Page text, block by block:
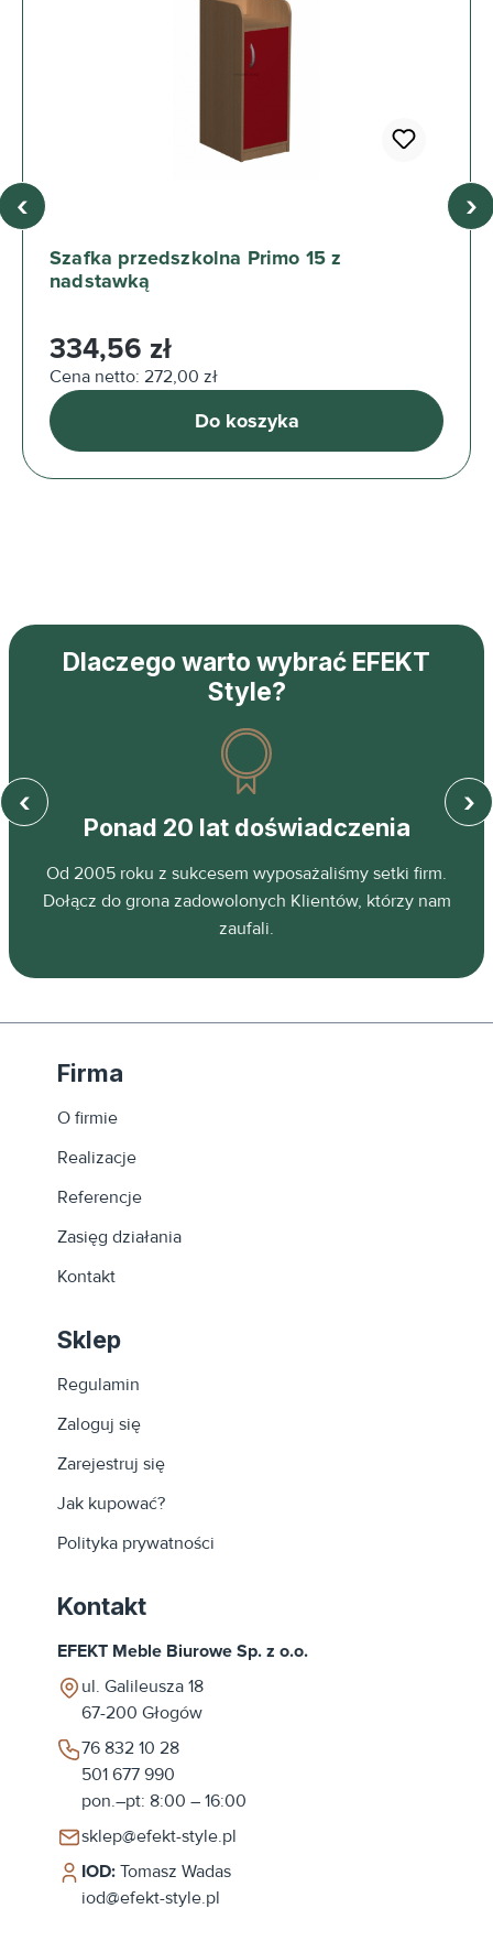
Szafka przedszkolna Primo 15 z
nadstawką
Cena regularna:
334,56 zł
Cena netto: 272,00 zł
Do koszyka
‹ ›
Dlaczego warto wybrać EFEKT
Style?
Ponad 20 lat doświadczenia
Od 2005 roku z sukcesem wyposażaliśmy setki firm.
Dołącz do grona zadowolonych Klientów, którzy nam
zaufali.
‹ ›
Firma
O firmie
Realizacje
Referencje
Zasięg działania
Kontakt
Sklep
Regulamin
Zaloguj się
Zarejestruj się
Jak kupować?
Polityka prywatności
Kontakt
EFEKT Meble Biurowe Sp. z o.o.
ul. Galileusza 18
67-200 Głogów
76 832 10 28
501 677 990
pon.–pt: 8:00 – 16:00
sklep@efekt-style.pl
IOD: Tomasz Wadas
iod@efekt-style.pl